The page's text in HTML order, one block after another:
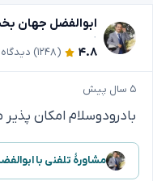
ابوالفضل جهان
۴.۸ (۱۲۴۸) دیدگاه
۵ سال پیش
بادرودوسلام امکان
مشاورهٔ تلفنی با